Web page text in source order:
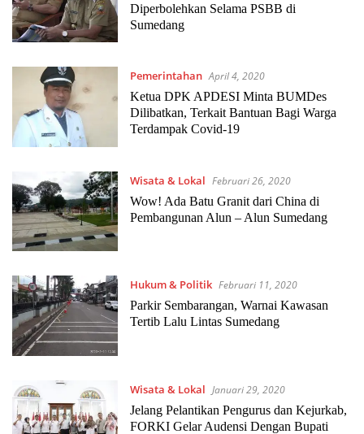
Diperbolehkan Selama PSBB di
Sumedang
Pemerintahan April 4, 2020
Ketua DPK APDESI Minta BUMDes
Dilibatkan, Terkait Bantuan Bagi Warga
Terdampak Covid-19
Wisata & Lokal Februari 26, 2020
Wow! Ada Batu Granit dari China di
Pembangunan Alun – Alun Sumedang
Hukum & Politik Februari 11, 2020
Parkir Sembarangan, Warnai Kawasan
Tertib Lalu Lintas Sumedang
Wisata & Lokal Januari 29, 2020
Jelang Pelantikan Pengurus dan Kejurkab,
FORKI Gelar Audensi Dengan Bupati